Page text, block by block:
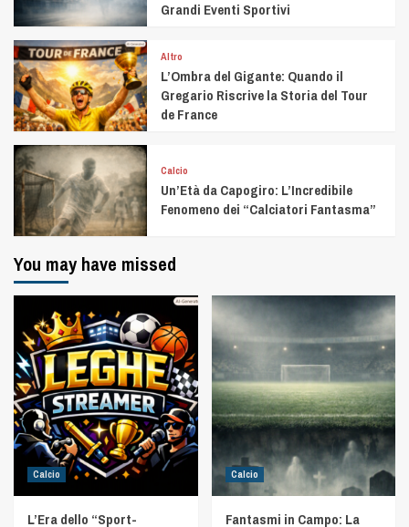
Grandi Eventi Sportivi
Altro
L’Ombra del Gigante: Quando il
Gregario Riscrive la Storia del Tour
de France
Calcio
Un’Età da Capogiro: L’Incredibile
Fenomeno dei “Calciatori Fantasma”
You may have missed
Calcio
L’Era dello “Sport-
Calcio
Fantasmi in Campo: La